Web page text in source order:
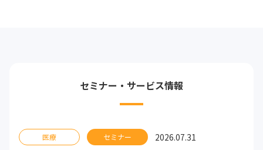
セミナー・サービス情報
医療 セミナー
2026.07.31